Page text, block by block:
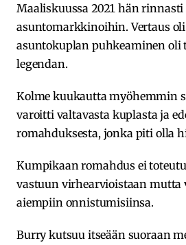
Maaliskuussa 2021 hän
asuntomarkkinoihin. Vertaus
asuntokuplan puhkeaminen oli
legendan.
Kolme kuukautta myöhemmin
varoitti valtavasta kuplasta ja
romahduksesta, jonka piti olla
Kumpikaan romahdus ei
vastuun virhearvioistaan mutta
aiempiin onnistumisiinsa.
Burry kutsuu itseään suoraan